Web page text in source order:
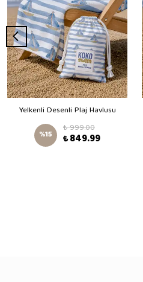
Yelkenli Desenli Plaj Havlusu
%15 ₺ 999.00
₺ 849.99